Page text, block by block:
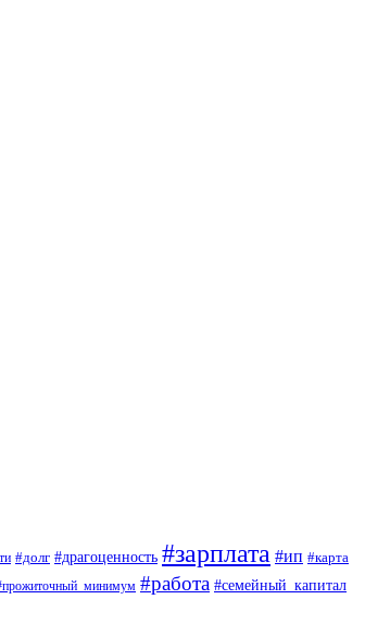
#долг #драгоценность #зарплата #ип #карта
#работа #семейный_капитал